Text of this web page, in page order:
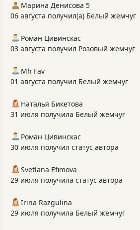
Марина Денисова 5
06 августа получил(а) Белый жемчуг
Роман Цивинскас
03 августа получил Розовый жемчуг
Mh Fav
01 августа получил Белый жемчуг
Наталья Бикетова
31 июля получила Белый жемчуг
Роман Цивинскас
30 июля получил статус автора
Svetlana Efimova
29 июля получила статус автора
Irina Razgulina
29 июля получила Белый жемчуг